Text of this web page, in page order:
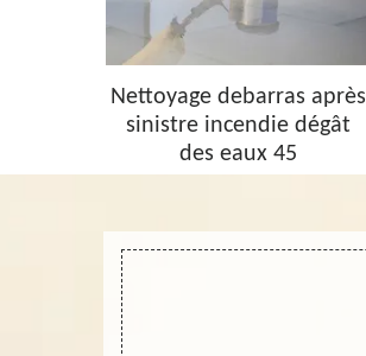
Nettoyage debarras après
sinistre incendie dégât
des eaux 45